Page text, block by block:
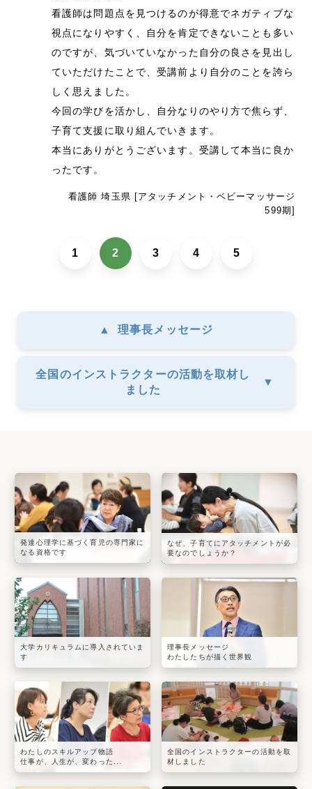
看護師は問題点を見つけるのが得意でネガティブな
視点になりやすく、自分を肯定できないことも多い
のですが、気づいていなかった自分の良さを見出し
ていただけたことで、受講前より自分のことを誇ら
しく思えました。
今回の学びを活かし、自分なりのやり方で焦らず、
子育て支援に取り組んでいきます。
本当にありがとうございます。受講して本当に良か
ったです。
看護師 埼玉県 [アタッチメント・ベビーマッサージ
599期]
1 2 3 4 5
▲ 理事長メッセージ
全国のインストラクターの活動を取材し
ました
▼
発達心理学に基づく育児の専門家に
なる資格です
なぜ、子育てにアタッチメントが必
要なのでしょうか？
大学カリキュラムに導入されていま
す
理事長メッセージ
わたしたちが描く世界観
わたしのスキルアップ物語
仕事が、人生が、変わった...
全国のインストラクターの活動を取
材しました